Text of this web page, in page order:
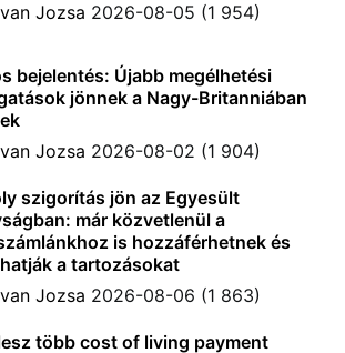
Jozsa 2026-08-05 (1 954)
bejelentés: Újabb megélhetési
jönnek a Nagy-Britanniában
Jozsa 2026-08-02 (1 904)
szigorítás jön az Egyesült
már közvetlenül a
is hozzáférhetnek és
a tartozásokat
Jozsa 2026-08-06 (1 863)
több cost of living payment